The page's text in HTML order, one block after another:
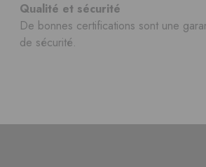
Qualité et sécurité
De bonnes certifications sont une
de sécurité.